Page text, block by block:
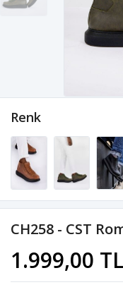
CH258 - CST
1.999,00 TL
Renk